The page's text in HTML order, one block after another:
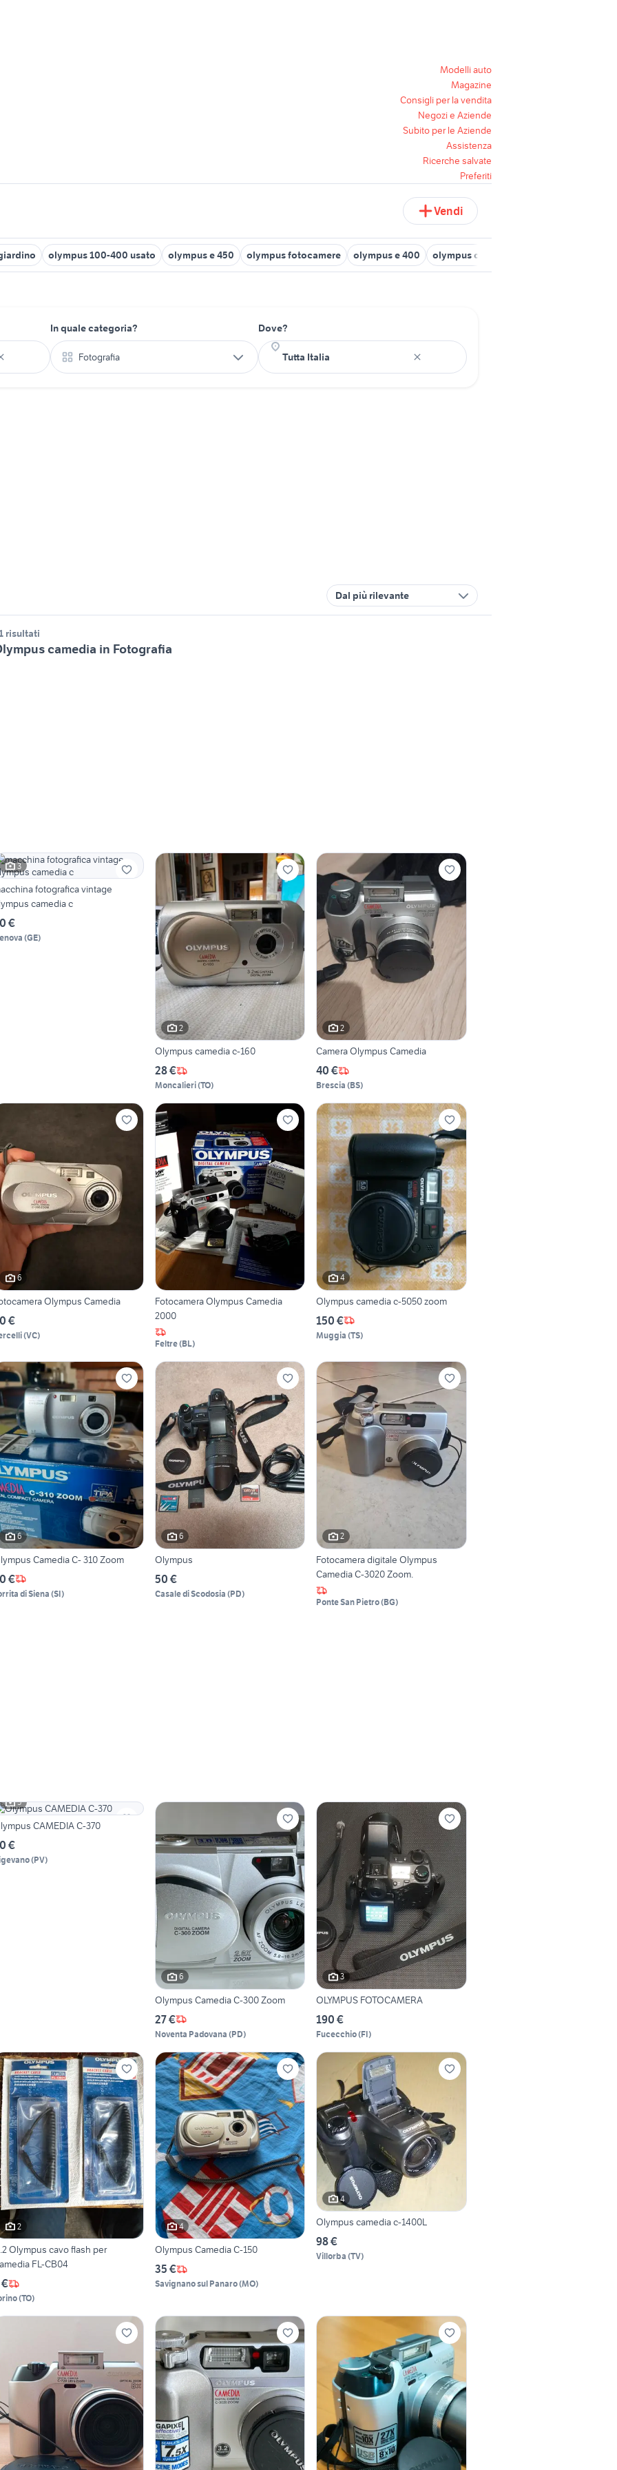
Modelli auto
Magazine
Consigli per la vendita
Negozi e Aziende
Subito per le Aziende
Assistenza
Ricerche salvate
Preferiti
Vendi
olympus 100-400 usato olympus e 450 olympus fotocamere olympus e 400 olympus compatta
In quale categoria?
Fotografia
Dove?
Dal più rilevante
risultati
camedia in Fotografia
3
fotografica vintage
camedia c
€
(GE)
2
Olympus camedia c-160
28 €
Moncalieri(TO)
2
Camera Olympus Camedia
40 €
Brescia (BS)
6
Olympus Camedia
€
(VC)
Fotocamera Olympus Camedia
2000
Feltre(BL)
4
Olympus camedia c-5050 zoom
150 €
Muggia (TS)
6
Camedia C- 310 Zoom
€
di Siena (SI)
6
Olympus
50 €
Casale di Scodosia (PD)
2
Fotocamera digitale Olympus
Camedia C-3020 Zoom.
Ponte San Pietro(BG)
5
CAMEDIA C-370
€
(PV)
6
Olympus Camedia C-300 Zoom
27 €
Noventa Padovana (PD)
3
OLYMPUS FOTOCAMERA
190 €
Fucecchio(FI)
2
Olympus cavo flash per
FL-CB04
(TO)
4
Olympus Camedia C-150
35 €
Savignano sul Panaro(MO)
4
Olympus camedia c-1400L
98 €
Villorba (TV)